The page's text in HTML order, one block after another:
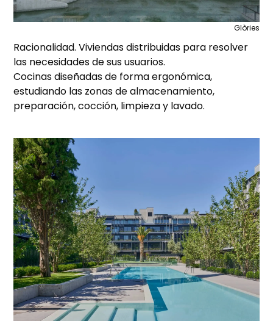
Glòries
Racionalidad. Viviendas distribuidas para resolver
las necesidades de sus usuarios.
Cocinas diseñadas de forma ergonómica,
estudiando las zonas de almacenamiento,
preparación, cocción, limpieza y lavado.